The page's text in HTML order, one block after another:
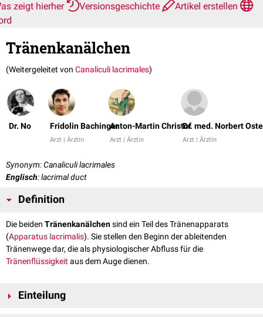
zeigt hierher
Versionsgeschichte
Artikel erstellen
Tränenkanälchen
(Weitergeleitet von Canaliculi lacrimales)
Dr. No Fridolin Bachinger
Arzt | Ärztin
Anton-Martin Christof
Arzt | Ärztin
Dr. med. Norbert
Arzt | Ärztin
Synonym: Canaliculi lacrimales
Englisch: lacrimal duct
Definition
Die beiden Tränenkanälchensind ein Teil des Tränenapparats
(Apparatus lacrimalis). Sie stellen den Beginn der ableitenden
Tränenwege dar, die als physiologischer Abfluss für die
Tränenflüssigkeitaus dem Auge dienen.
Einteilung